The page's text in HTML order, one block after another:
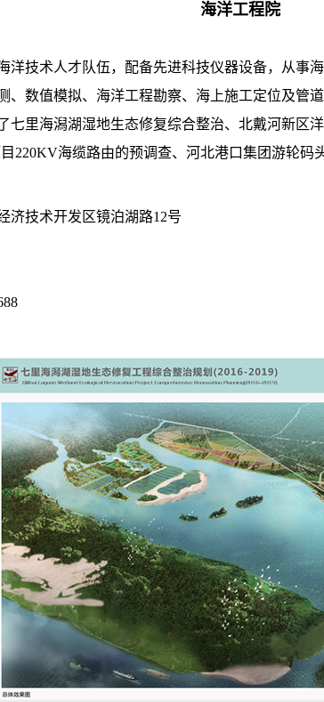
海洋工程院
技术人才队伍，配备先进科技仪器设备，从事
、数值模拟、海洋工程勘察、海上施工定位及管
七里海潟湖湿地生态修复综合整治、北戴河新区
220KV海缆路由的预调查、河北港口集团游轮
济技术开发区镜泊湖路12号